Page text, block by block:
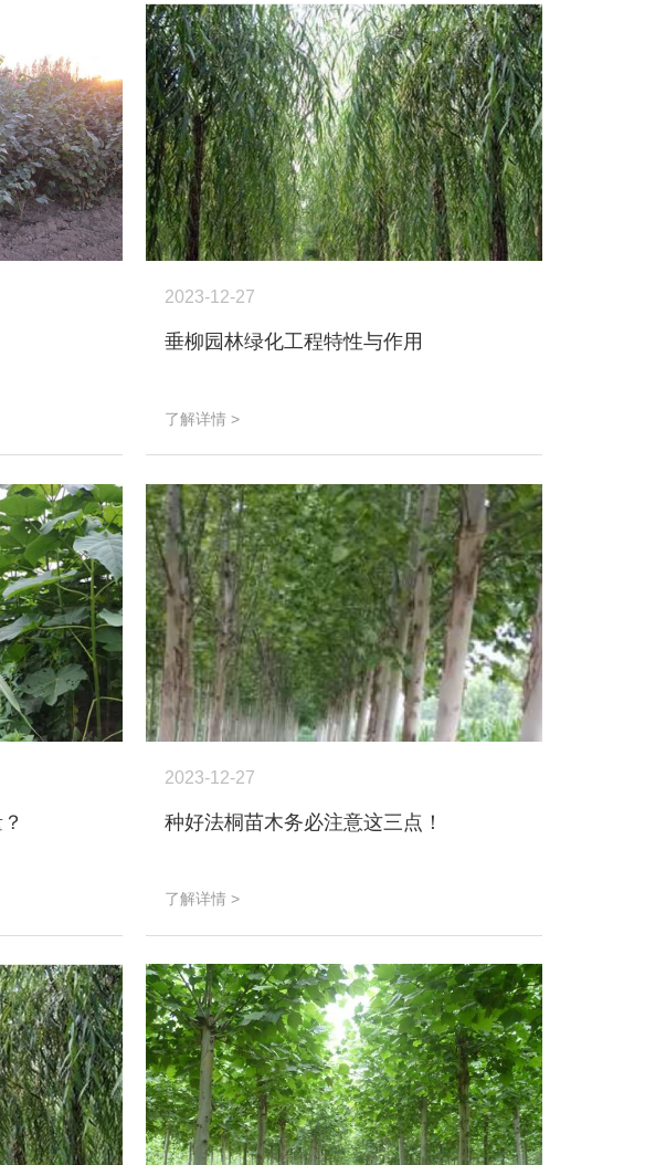
2023-12-27
垂柳园林绿化工程特性与作用
了解详情 >
2023-12-27
种好法桐苗木务必注意这三点！
了解详情 >